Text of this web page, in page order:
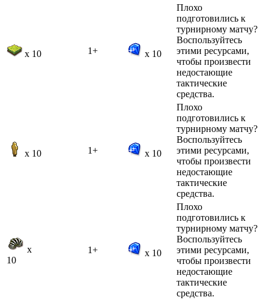
x 10 1+ x 10
Плохо
подготовились к
турнирному матчу?
Воспользуйтесь
этими ресурсами,
чтобы произвести
недостающие
тактические
средства.
x 10 1+ x 10
Плохо
подготовились к
турнирному матчу?
Воспользуйтесь
этими ресурсами,
чтобы произвести
недостающие
тактические
средства.
x
10
1+ x 10
Плохо
подготовились к
турнирному матчу?
Воспользуйтесь
этими ресурсами,
чтобы произвести
недостающие
тактические
средства.